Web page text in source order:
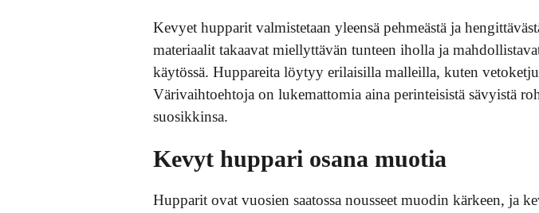
Kevyet hupparit valmistetaan yleensä pehmeästä ja
materiaalit takaavat miellyttävän tunteen iholla ja
käytössä. Huppareita löytyy erilaisilla malleilla, kuten
Värivaihtoehtoja on lukemattomia aina perinteisistä sävyistä
suosikkinsa.
Kevyt huppari osana muotia
Hupparit ovat vuosien saatossa nousseet muodin kärkeen, ja